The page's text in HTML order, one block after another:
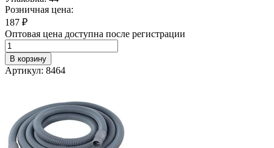
Розничная цена:
187 ₽
Оптовая цена доступна после регистрации
В корзину
Артикул: 8464